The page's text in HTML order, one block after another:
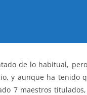
de lo habitual,
y aunque ha tenido
7 maestros